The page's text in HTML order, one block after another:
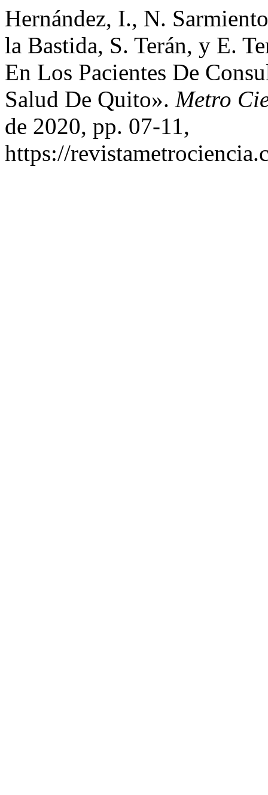
Hernández, I., N.
la Bastida, S. Terán, y E.
En Los Pacientes De
Salud De Quito». Metro
de 2020, pp. 07-11,
https://